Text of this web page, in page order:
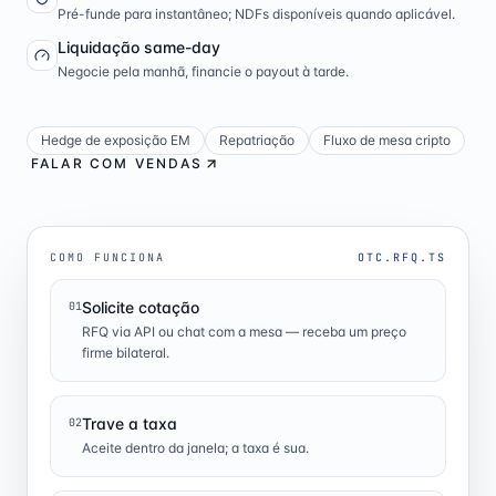
Pré-funde para instantâneo; NDFs disponíveis quando aplicável.
Liquidação same-day
Negocie pela manhã, financie o payout à tarde.
Hedge de exposição EM Repatriação
Fluxo de mesa cripto
FALAR COM VENDAS
COMO FUNCIONA OTC.RFQ.TS
01Solicite cotação
RFQ via API ou chat com a mesa — receba um preço
firme bilateral.
02Trave a taxa
Aceite dentro da janela; a taxa é sua.